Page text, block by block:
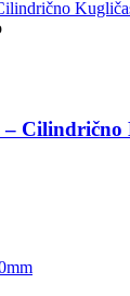
– Cilindrično